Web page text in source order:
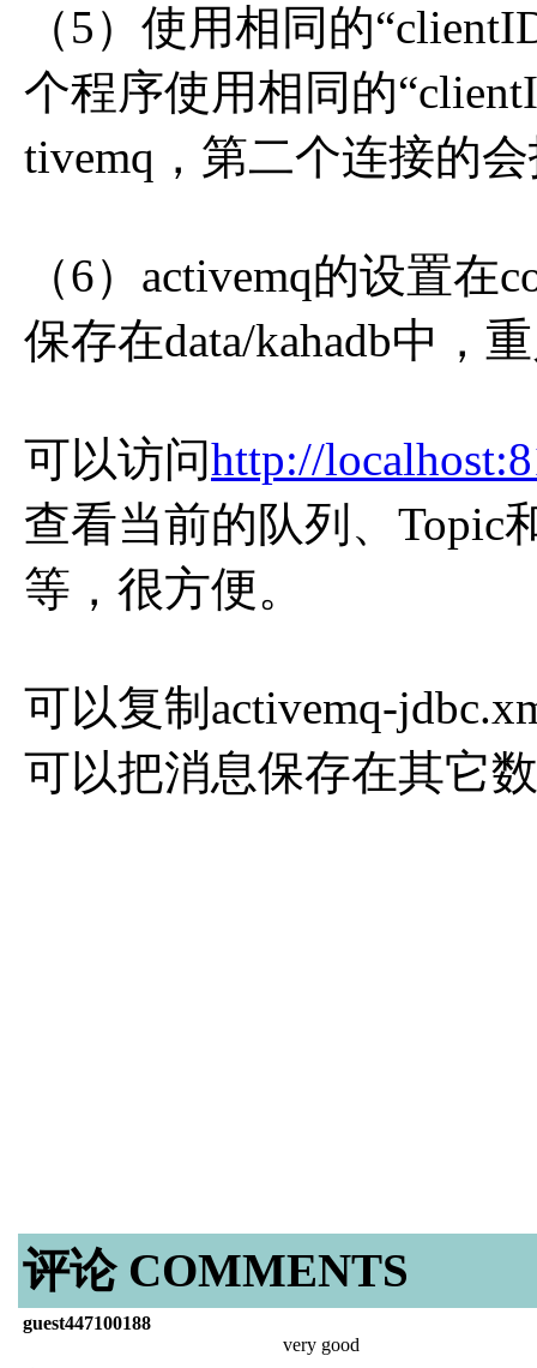
（5）使用相同的
个程序使用相同的
tivemq，第二个连接的
（6）activemq的设置
保存在data/kahadb中，
可以访问http://
查看当前的队列、Topic
等，很方便。
可以复制activemq-
可以把消息保存在其它
评论 COMMENTS
guest447100188
very good